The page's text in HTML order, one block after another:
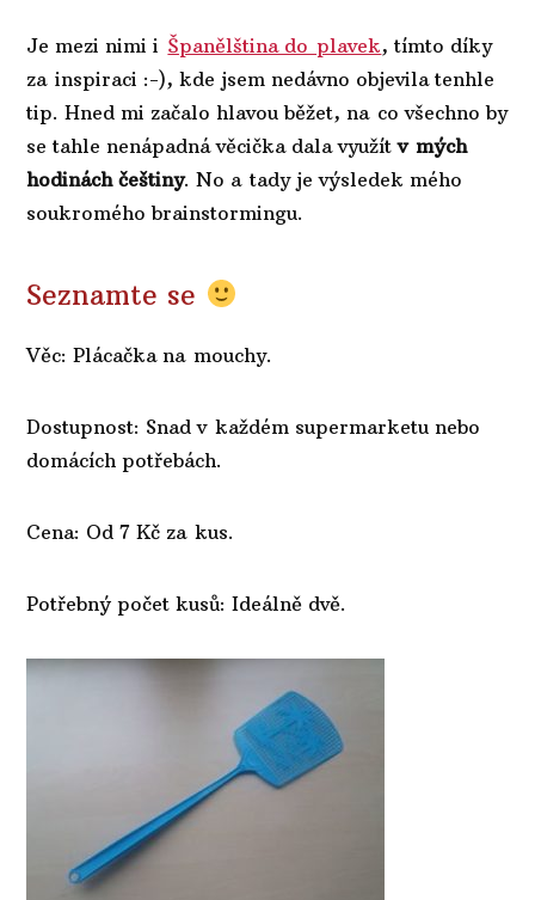
Je mezi nimi i Španělština do plavek, tímto díky
za inspiraci :-), kde jsem nedávno objevila tenhle
tip. Hned mi začalo hlavou běžet, na co všechno by
se tahle nenápadná věcička dala využítv mých
hodinách češtiny. No a tady je výsledek mého
soukromého brainstormingu.
Seznamte se
Věc: Plácačka na mouchy.
Dostupnost: Snad v každém supermarketu nebo
domácích potřebách.
Cena: Od 7 Kč za kus.
Potřebný počet kusů: Ideálně dvě.